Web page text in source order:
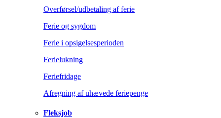
Overførsel/udbetaling af ferie
Ferie og sygdom
Ferie i opsigelsesperioden
Ferielukning
Feriefridage
Afregning af uhævede feriepenge
Fleksjob